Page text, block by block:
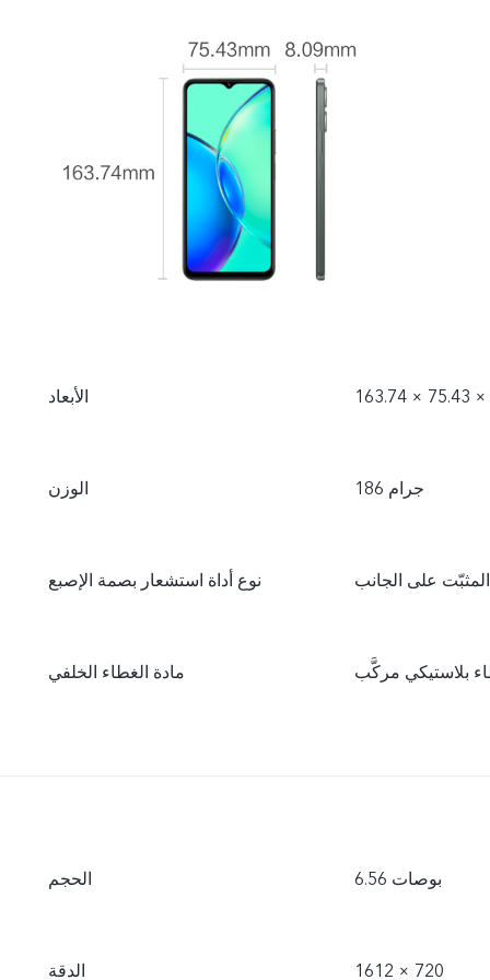
الأبعاد
الوزن 186 جرام
نوع أداة استشعار بصمة الإصبع على الجانب
مادة الغطاء الخلفي بلاستيكي مركَّب
الحجم 6.56 بوصات
الدقة 1612 × 720